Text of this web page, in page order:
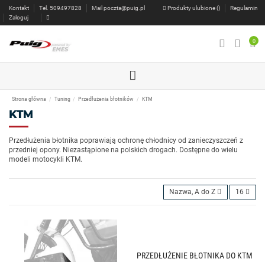
Kontakt Tel. 509497828 Mail poczta@puig.pl Produkty ulubione ()
Regulamin
Zaloguj
0
Strona główna Tuning Przedłużenia błotników KTM
KTM
Przedłużenia błotnika poprawiają ochronę chłodnicy od zanieczyszczeń z
przedniej opony. Niezastąpione na polskich drogach. Dostępne do wielu
modeli motocykli KTM.
Nazwa, A do Z 16
PRZEDŁUŻENIE BŁOTNIKA DO KTM